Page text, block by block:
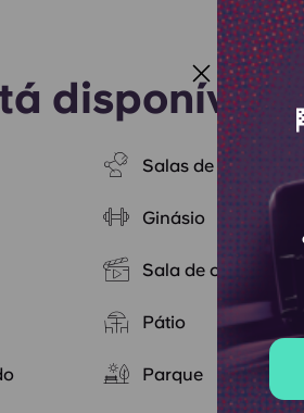
disponível
Salas de estudo
Ginásio
Sala de cinema
Pátio
Parque